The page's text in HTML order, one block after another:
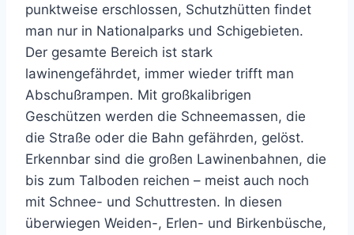
punktweise erschlossen, Schutzhütten findet
man nur in Nationalparks und Schigebieten.
Der gesamte Bereich ist stark
lawinengefährdet, immer wieder trifft man
Abschußrampen. Mit großkalibrigen
Geschützen werden die Schneemassen, die
die Straße oder die Bahn gefährden, gelöst.
Erkennbar sind die großen Lawinenbahnen, die
bis zum Talboden reichen – meist auch noch
mit Schnee- und Schuttresten. In diesen
überwiegen Weiden-, Erlen- und Birkenbüsche,